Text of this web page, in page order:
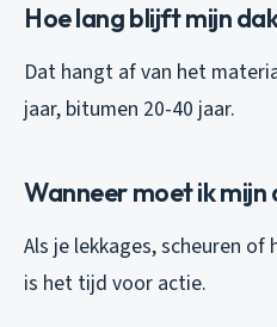
Hoe lang blijft mijn
Dat hangt af van het
jaar, bitumen 20-40 jaar.
Wanneer moet ik mijn
Als je lekkages, scheuren
is het tijd voor actie.